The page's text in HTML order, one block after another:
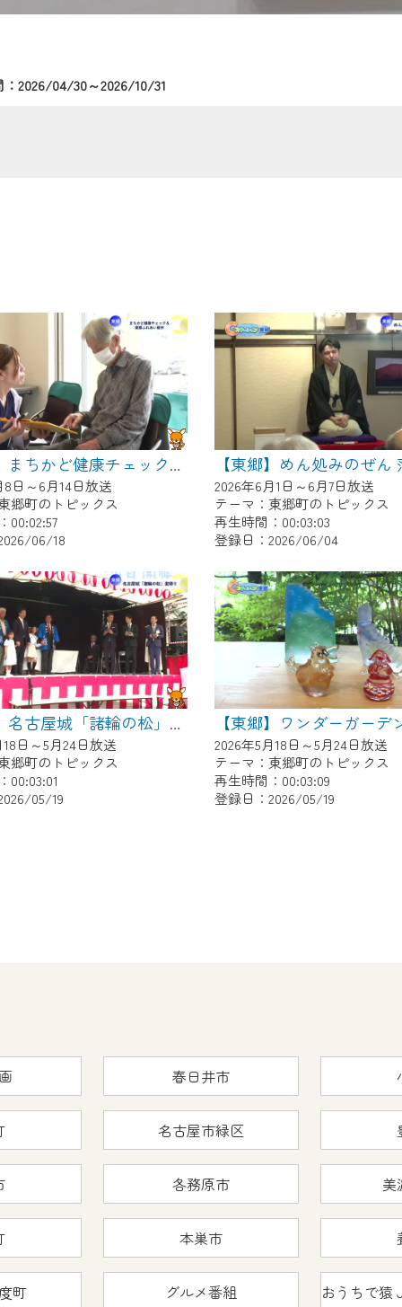
：2026/04/30～2026/10/31
【東郷】まちかど健康チェック＆東郷ふれあい朝市
8日～6月14日放送
郷町のトピックス
00:02:57
06/18
2026年6月1日～6月7日放送
テーマ：東郷町のトピックス
再生時間：00:03:03
登録日：2026/06/04
【東郷】名古屋城「諸輪の松」里帰り
日～5月24日放送
郷町のトピックス
00:03:01
05/19
2026年5月18日～5月24日放送
テーマ：東郷町のトピックス
再生時間：00:03:09
登録日：2026/05/19
春日井市
名古屋市緑区
各務原市 美
本巣市
町 グルメ番組
ないメンテナンス作業を予定しています。